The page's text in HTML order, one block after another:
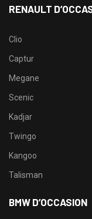
RENAULT
Clio
Captur
Megane
Scenic
Kadjar
Twingo
Kangoo
Talisman
BMW D’OCCASION